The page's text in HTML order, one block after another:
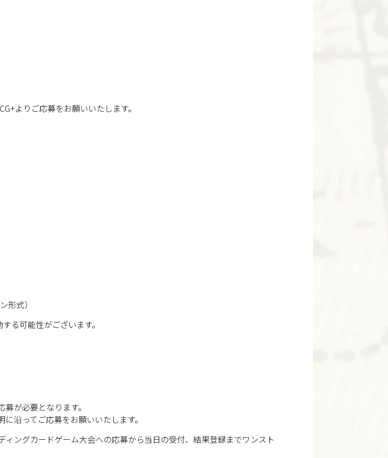
よりご応募をお願いいたします。
形式）
る可能性がございます。
募が必要となります。
沿ってご応募をお願いいたします。
ィングカードゲーム大会への応募から当日の受付、結果登録までワンスト